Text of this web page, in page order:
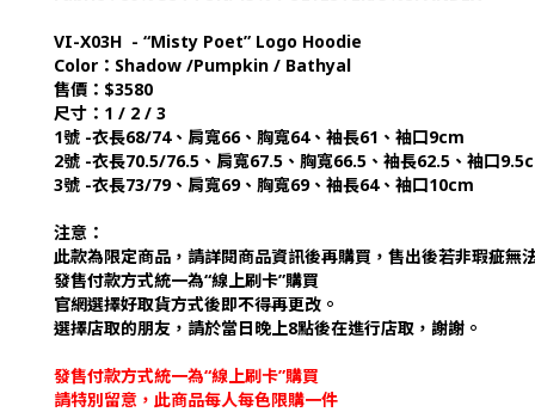
VI-X03H - “Misty Poet” Logo Hoodie
Color：Shadow /Pumpkin / Bathyal
售價：$3580
尺寸：1 / 2 / 3
1號 -衣長68/74、肩寬66、胸寬64、袖長61、袖口9cm
2號 -衣長70.5/76.5、肩寬67.5、胸寬66.5、袖長62.5、袖口
3號 -衣長73/79、肩寬69、胸寬69、袖長64、袖口10cm
注意：
此款為限定商品，請詳閱商品資訊後再購買，售出後若非瑕疵
發售付款方式統一為“線上刷卡”購買
官網選擇好取貨方式後即不得再更改。
選擇店取的朋友，請於當日晚上8點後在進行店取，謝謝。
發售付款方式統一為“線上刷卡”購買
請特別留意，此商品每人每色限購一件